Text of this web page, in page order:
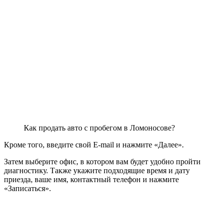
Как продать авто с пробегом в Ломоносове?
Кроме того, введите свой E-mail и нажмите «Далее».
Затем выберите офис, в котором вам будет удобно пройти
диагностику. Также укажите подходящие время и дату
приезда, ваше имя, контактный телефон и нажмите
«Записаться».